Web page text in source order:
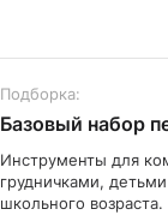
Подборка:
Базовый набор
Инструменты для
грудничками,
школьного возраста.